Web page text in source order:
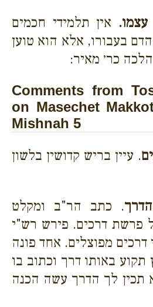
אין תלמידי חכמים
הדם בעבורו, אלא הוא טוען
כר׳ מאיר:
Comments from
on Masechet
Mishnah 5
. עיין בריש קדושין בלשון
. כתב הר"ב ומקלט
פרשת דרכים. פירש רש"י
מפוצלים. אחד פונה
באותו דרך וכתוב בו
תכין לך הדרך עשה הכנה